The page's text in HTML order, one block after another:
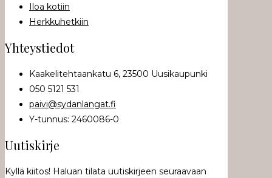
Iloa kotiin
Herkkuhetkiin
Yhteystiedot
Kaakelitehtaankatu 6, 23500 Uusikaupunki
050 5121 531
paivi@sydanlangat.fi
Y-tunnus: 2460086-0
Uutiskirje
Kyllä kiitos! Haluan tilata uutiskirjeen seuraavaan